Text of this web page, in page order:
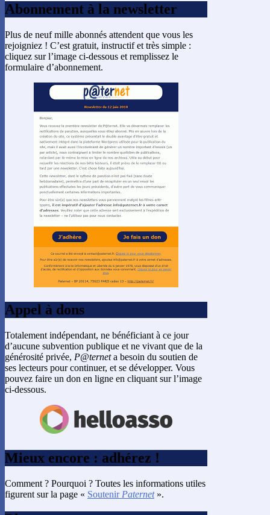
Abonnement à la newsletter
Plus de neuf mille abonnés attendent que vous les
rejoigniez ! C’est gratuit, instructif et très simple :
cliquez sur l’image ci-dessous et remplissez le
formulaire d’abonnement.
Appel à dons
Totalement indépendant, ne bénéficiant à ce jour
d’aucune subvention publique et ne vivant que de la
générosité privée, P@terneta besoin du soutien de
ses lecteurs pour continuer, et se développer. Vous
pouvez faire un don en ligne en cliquant sur l’image
ci-dessous.
Mieux encore : adhérez !
Comment ? Pourquoi ? Toutes les informations utiles
figurent sur la page « Soutenir Paternet».